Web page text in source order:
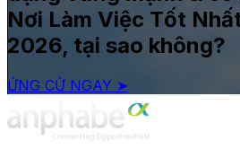
Nơi Làm Việc Tốt
2026, tại sao không?
ỨNG CỬ NGAY ➤